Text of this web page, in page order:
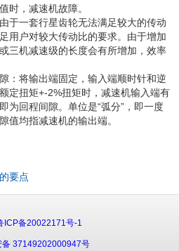
时，减速机故障。
于一套行星齿轮无法满足较大的传动
用户对较大传动比的要求。由于增加
三机减速级的长度会有所增加，效率
：将输出端固定，输入端顺时针和逆
定扭矩+-2%扭矩时，减速机输入端有
为回程间隙。单位是“弧分”，即一度
值均指减速机的输出端。
要点
ICP备20022171号-1
备 37149202000947号